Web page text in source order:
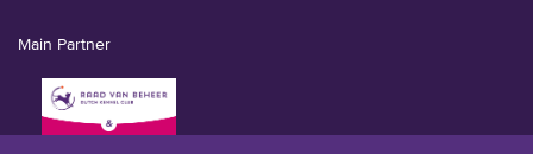
Main Partner